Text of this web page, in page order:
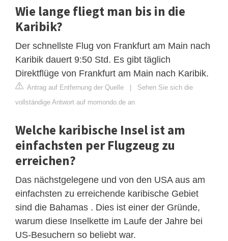
Wie lange fliegt man bis in die
Karibik?
Der schnellste Flug von Frankfurt am Main nach
Karibik dauert 9:50 Std. Es gibt täglich
Direktflüge von Frankfurt am Main nach Karibik.
Antrag auf Entfernung der Quelle
Sehen Sie sich die
vollständige Antwort auf momondo.de an
Welche karibische Insel ist am
einfachsten per Flugzeug zu
erreichen?
Das nächstgelegene und von den USA aus am
einfachsten zu erreichende karibische Gebiet
sind die Bahamas . Dies ist einer der Gründe,
warum diese Inselkette im Laufe der Jahre bei
US-Besuchern so beliebt war.